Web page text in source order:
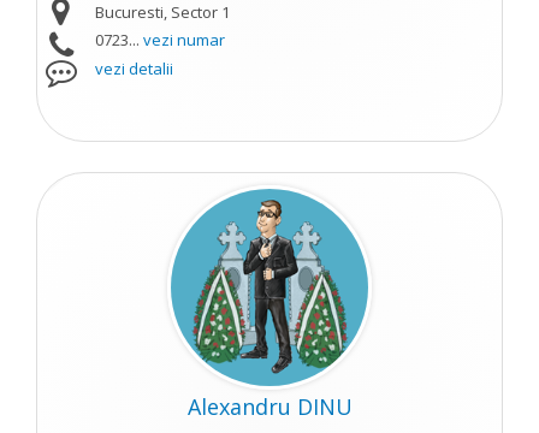
Bucuresti, Sector 1
0723... vezi numar
vezi detalii
Alexandru DINU